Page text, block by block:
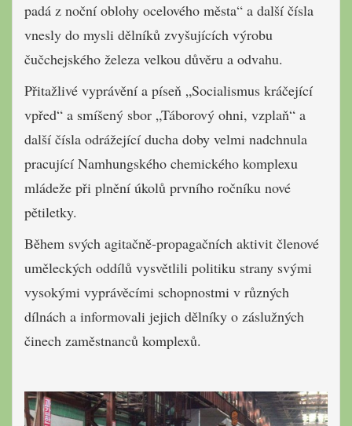
padá z noční oblohy ocelového města“ a další čísla
vnesly do mysli dělníků zvyšujících výrobu
čučchejského železa velkou důvěru a odvahu.
Přitažlivé vyprávění a píseň „Socialismus kráčející
vpřed“ a smíšený sbor „Táborový ohni, vzplaň“ a
další čísla odrážející ducha doby velmi nadchnula
pracující Namhungského chemického komplexu
mládeže při plnění úkolů prvního ročníku nové
pětiletky.
Během svých agitačně-propagačních aktivit členové
uměleckých oddílů vysvětlili politiku strany svými
vysokými vyprávěcími schopnostmi v různých
dílnách a informovali jejich dělníky o záslužných
činech zaměstnanců komplexů.